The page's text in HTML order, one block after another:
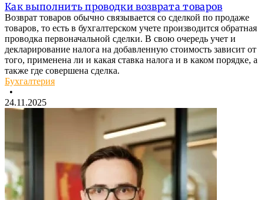
Как выполнить проводки возврата товаров
Возврат товаров обычно связывается со сделкой по продаже
товаров, то есть в бухгалтерском учете производится обратная
проводка первоначальной сделки. В свою очередь учет и
декларирование налога на добавленную стоимость зависит от
того, применена ли и какая ставка налога и в каком порядке, а
также где совершена сделка.
Бухгалтерия
•
24.11.2025